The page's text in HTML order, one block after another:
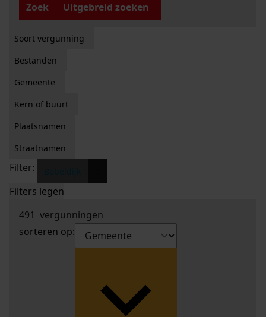
Zoek
Uitgebreid zoeken
Soort vergunning
Bestanden
Gemeente
Kern of buurt
Plaatsnamen
Straatnamen
Filter:
Filters legen
491 vergunningen
sorteren op: